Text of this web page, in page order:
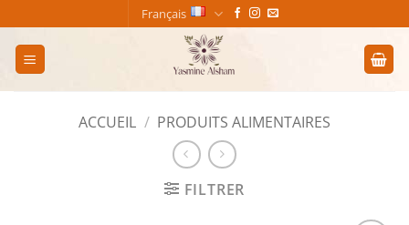
au
contenu
Français
ACCUEIL / PRODUITS ALIMENTAIRES
FILTRER